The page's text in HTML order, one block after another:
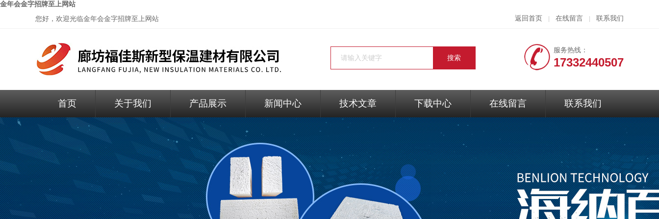
金年会金字招牌至上网站
您好，欢迎光临金年会金字招牌至上网站 返回首页 在线留言 联系我们
服务热线：
17332440507
首页 关于我们 产品展示 新闻中心 技术文章 下载中心 在线留言 联系我们